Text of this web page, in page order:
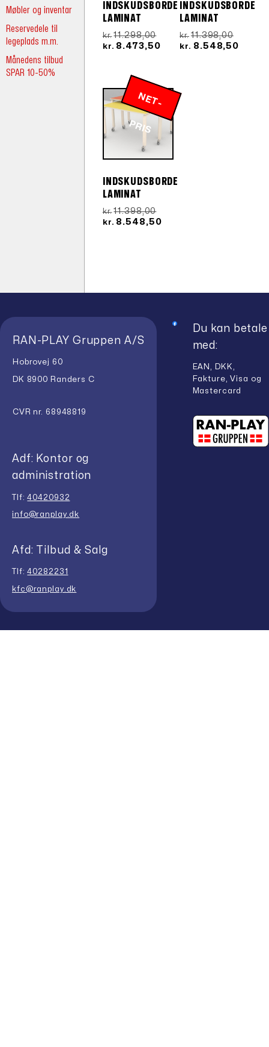
Møbler og inventar
Reservedele til
legeplads m.m.
Månedens tilbud
SPAR 10-50%
INDSKUDSBORDE
LAMINAT
kr. 11.298,00Den
oprindelige
kr. 8.473,50Den
kr.8.473,50.
INDSKUDSBORDE
LAMINAT
kr. 11.398,00Den
kr. 8.548,50
N
E
T
-
P
R
IS
INDSKUDSBORDE
LAMINAT
kr. 11.398,00Den
oprindelige
kr. 8.548,50Den
RAN-PLAY Gruppen A/S
Hobrovej 60
DK 8900 Randers C
CVR nr. 68948819
Adf: Kontor og
administration
Tlf:40420932
info@ranplay.dk
Afd: Tilbud & Salg
Tlf:40282231
kfc@ranplay.dk
Du kan betale
med:
EAN, DKK,
Fakture, Visa og
Mastercard